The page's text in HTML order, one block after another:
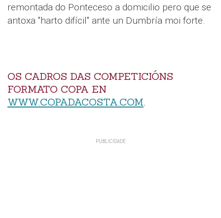
remontada do Ponteceso a domicilio pero que se
antoxa "harto difícil" ante un Dumbría moi forte.
OS CADROS DAS COMPETICIÓNS
FORMATO COPA EN
WWW.COPADACOSTA.COM.